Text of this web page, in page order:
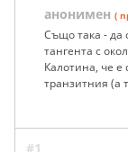
анонимен (
Също така - да
тангента с
Калотина, че е
транзитния (а
#1